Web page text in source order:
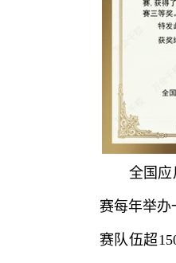
全国应用
赛每年举办
赛队伍超